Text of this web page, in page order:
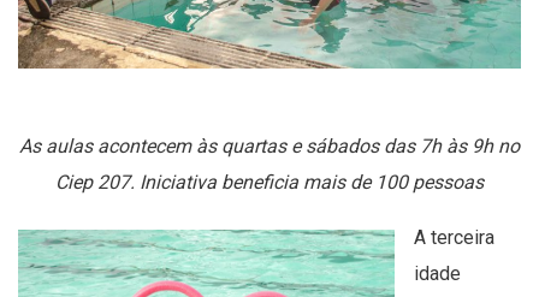
As aulas acontecem às quartas e sábados das 7h às 9h no
Ciep 207. Iniciativa beneficia mais de 100 pessoas
A terceira
idade